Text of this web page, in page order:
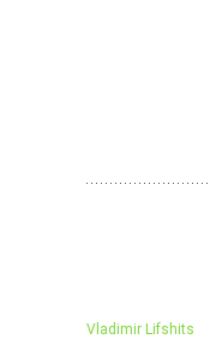
Vladimir Lifshits